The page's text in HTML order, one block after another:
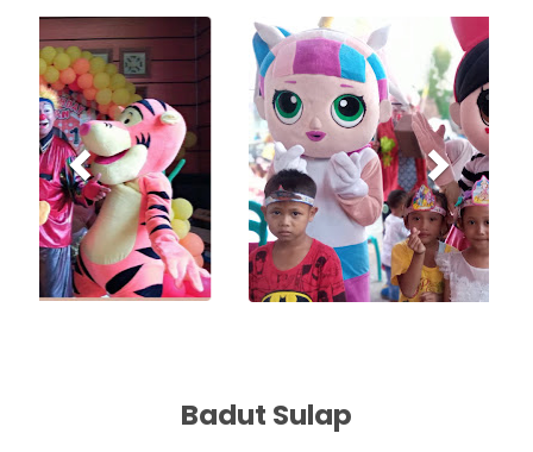
P
r
e
v
i
o
u
s
N
e
x
t
Badut Sulap